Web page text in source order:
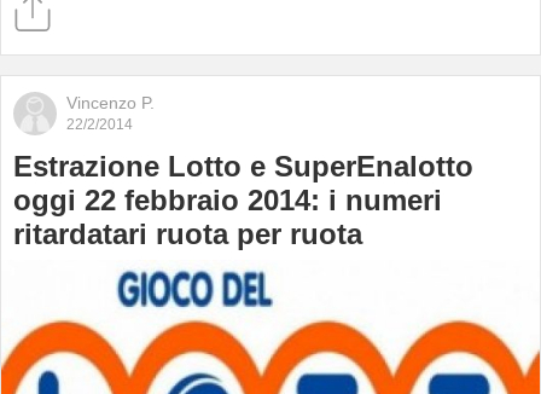
Vincenzo P.
22/2/2014
Estrazione Lotto e SuperEnalotto
oggi 22 febbraio 2014: i numeri
ritardatari ruota per ruota